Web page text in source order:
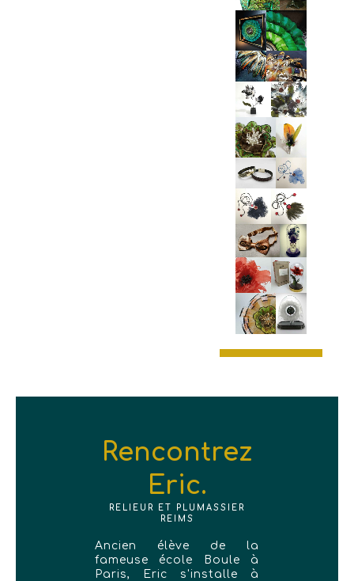
Rencontrez
Eric.
RELIEUR ET PLUMASSIER
REIMS
Ancien élève de la
fameuse école Boule à
Paris, Eric s'installe à